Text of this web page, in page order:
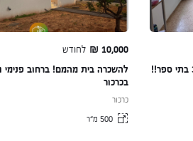
להשכרה במערב בנימינה בקרבת 3 בתי ספר!!
10,000
₪ לחודש
להשכרה בית מהמם! ברחוב פנימי
בכרכור
כרכור
500 מ״ר